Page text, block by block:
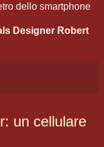
dello smartphone
Designer Robert
un cellulare